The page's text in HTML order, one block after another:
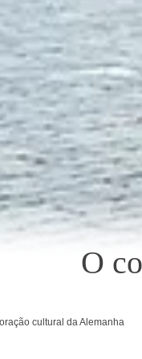
O
cultural da Alemanha